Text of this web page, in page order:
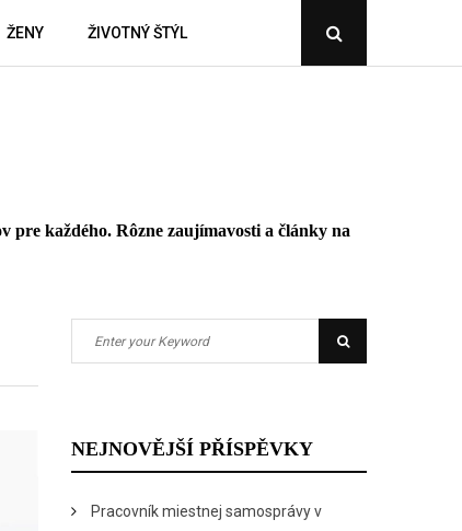
ŽENY ŽIVOTNÝ ŠTÝL
Open
Popup
pre každého. Rôzne zaujímavosti a články na
for:
Search
NEJNOVĚJŠÍ PŘÍSPĚVKY
Pracovník miestnej samosprávy v